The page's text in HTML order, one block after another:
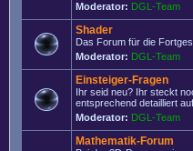
Moderator: DGL-Team
Shader
Das Forum für die
Moderator: DGL-Team
Einsteiger-Fragen
Ihr seid neu? Ihr steckt
entsprechend detailliert
Moderator: DGL-Team
Mathematik-Forum